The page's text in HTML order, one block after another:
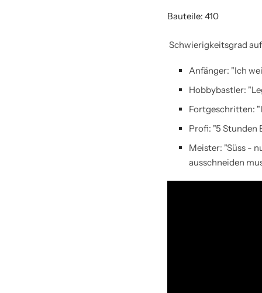
Bauteile: 410
Schwierigkeitsgrad
Anfänger: "Ich
Hobbybastler:
Fortgeschritten:
Profi: "5 Stunden
Meister: "Süss -
ausschneiden